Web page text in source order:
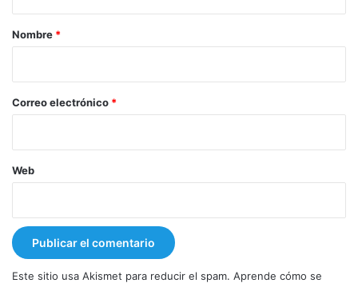
r
*
Nombre *
Correo electrónico *
Web
Este sitio usa Akismet para reducir el spam. Aprende cómo se